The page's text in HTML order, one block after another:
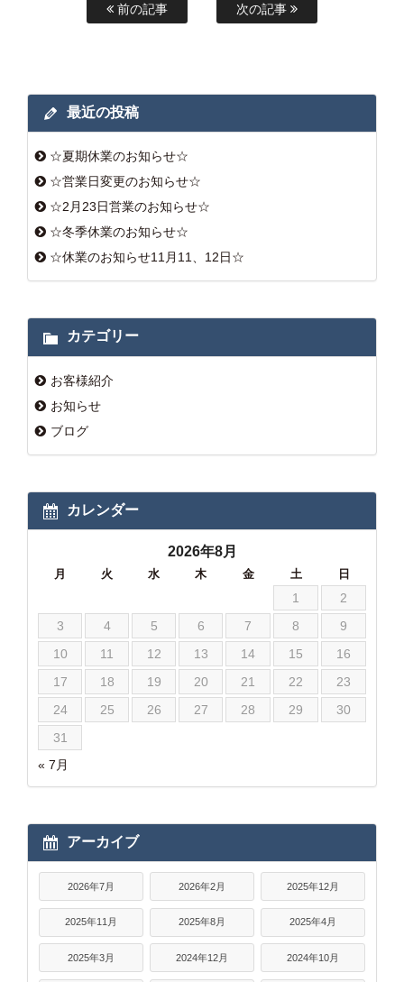
前の記事 次の記事
最近の投稿
☆夏期休業のお知らせ☆
☆営業日変更のお知らせ☆
☆2月23日営業のお知らせ☆
☆冬季休業のお知らせ☆
☆休業のお知らせ11月11、12日☆
カテゴリー
お客様紹介
お知らせ
ブログ
カレンダー
2026年8月
月 火 水 木 金 土 日
« 7月
1
2
3
4 5 6 7 8
9
10
11 12 13 14 15
16
17
18 19 20 21 22
23
24
25 26 27 28 29
30
31
アーカイブ
2026年7月 2026年2月 2025年12月
2025年11月 2025年8月 2025年4月
2025年3月 2024年12月 2024年10月